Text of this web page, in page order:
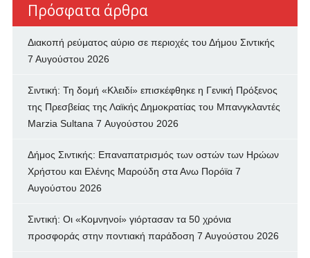
Πρόσφατα άρθρα
Διακοπή ρεύματος αύριο σε περιοχές του Δήμου Σιντικής
7 Αυγούστου 2026
Σιντική: Τη δομή «Κλειδί» επισκέφθηκε η Γενική Πρόξενος
της Πρεσβείας της Λαϊκής Δημοκρατίας του Μπανγκλαντές
Marzia Sultana 7 Αυγούστου 2026
Δήμος Σιντικής: Επαναπατρισμός των oστών των Ηρώων
Χρήστου και Ελένης Μαρούδη στα Ανω Πορόϊα 7
Αυγούστου 2026
Σιντική: Οι «Κομνηνοί» γιόρτασαν τα 50 χρόνια
προσφοράς στην ποντιακή παράδοση 7 Αυγούστου 2026